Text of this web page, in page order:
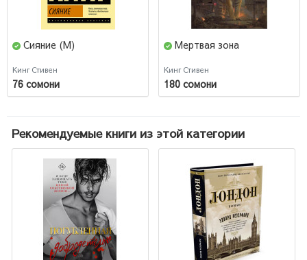
Сияние (М)
Кинг Стивен
76 сомони
Мертвая зона
Кинг Стивен
180 сомони
Рекомендуемые книги из этой категории